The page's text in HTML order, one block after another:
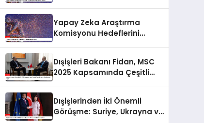
Yapay Zeka Araştırma
Komisyonu Hedeflerini
Dışişleri Bakanı Fidan, MSC
2025 Kapsamında Çeşitli
Dışişlerinden İki Önemli
Görüşme: Suriye, Ukrayna ve